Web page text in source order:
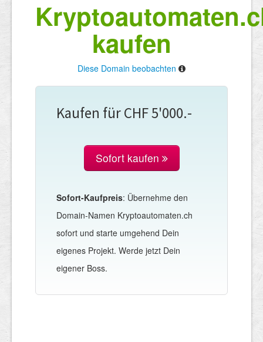
kaufen
Diese Domain beobachten
Kaufen für CHF 5'000.-
Sofort kaufen
Sofort-Kaufpreis: Übernehme den
Domain-Namen Kryptoautomaten.ch
sofort und starte umgehend Dein
eigenes Projekt. Werde jetzt Dein
eigener Boss.